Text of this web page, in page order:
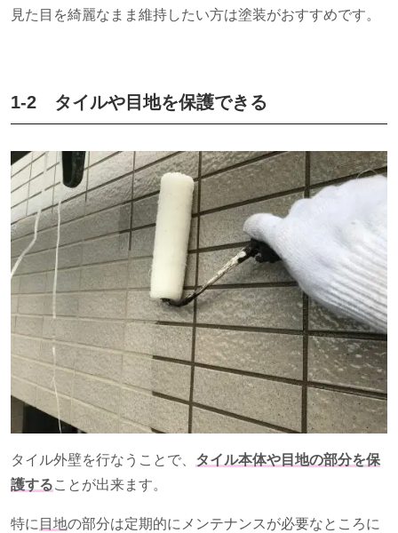
見た目を綺麗なまま維持したい方は塗装がおすすめです。
1-2 タイルや目地を保護できる
タイル外壁を行なうことで、
タイル本体や目地の部分を保
護することが出来ます。
特に 目地の部分は定期的にメンテナンスが必要なところに